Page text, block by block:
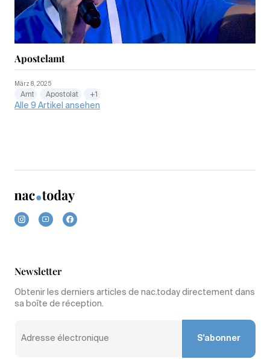
Apostelamt
März 8, 2025
Amt Apostolat +1
Alle 9 Artikel ansehen
Newsletter
Obtenir les derniers articles de nac.today directement dans
sa boîte de réception.
S'abonner